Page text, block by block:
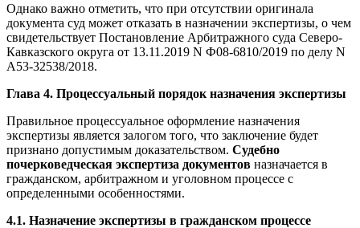
Однако важно отметить, что при отсутствии оригинала
документа суд может отказать в назначении экспертизы, о чем
свидетельствует Постановление Арбитражного суда Северо-
Кавказского округа от 13.11.2019 N Ф08-6810/2019 по делу N
А53-32538/2018.
Глава 4. Процессуальный порядок назначения экспертизы
Правильное процессуальное оформление назначения
экспертизы является залогом того, что заключение будет
признано допустимым доказательством. Судебно
почерковедческая экспертиза документов назначается в
гражданском, арбитражном и уголовном процессе с
определенными особенностями.
4.1. Назначение экспертизы в гражданском процессе